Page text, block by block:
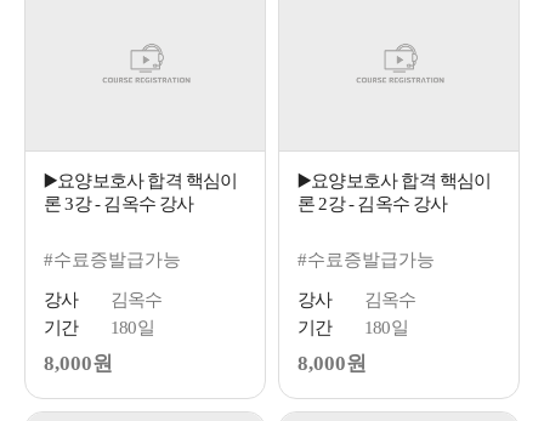
▶️요양보호사 합격 핵심이
론 3강 - 김옥수 강사
#수료증발급가능
강사
김옥수
기간
180일
8,000원
▶️요양보호사 합격 핵심이
론 2강 - 김옥수 강사
#수료증발급가능
강사
김옥수
기간
180일
8,000원